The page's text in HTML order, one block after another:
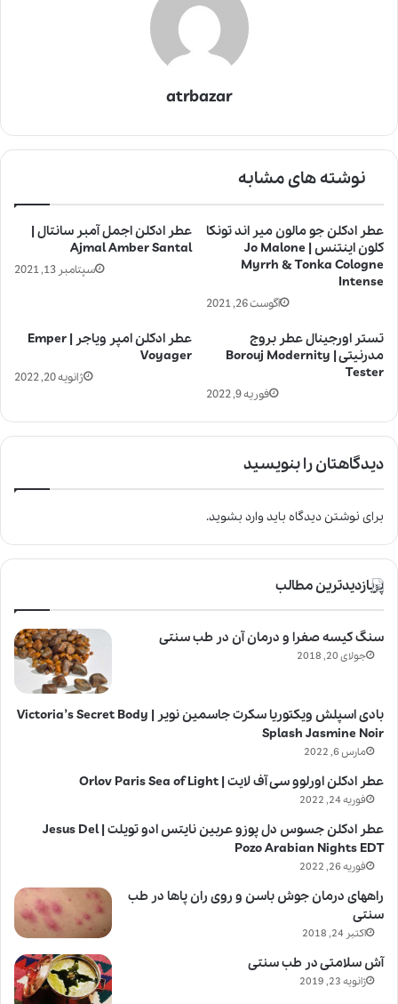
atrbazar
نوشته های مشابه
عطر ادکلن اجمل آمبر سانتال |
Ajmal Amber Santal
سپتامبر 13, 2021
عطر ادکلن جو مالون میر اند تونکا
کلون اینتنس | Jo Malone
Myrrh & Tonka Cologne
Intense
آگوست 26, 2021
عطر ادکلن امپر ویاجر | Emper
Voyager
ژانویه 20, 2022
تستر اورجینال عطر بروج
مدرنیتی | Borouj Modernity
Tester
فوریه 9, 2022
دیدگاهتان را بنویسید
برای نوشتن دیدگاه بایدوارد بشوید.
پربازدیدترین مطالب
سنگ کیسه صفرا و درمان آن در طب سنتی
جولای 20, 2018
بادی اسپلش ویکتوریا سکرت جاسمین نویر | Victoria’s Secret Body
Splash Jasmine Noir
مارس 6, 2022
عطر ادکلن اورلوو سی آف لایت | Orlov Paris Sea of Light
فوریه 24, 2022
عطر ادکلن جسوس دل پوزو عربین نایتس ادو تویلت | Jesus Del
Pozo Arabian Nights EDT
فوریه 26, 2022
راههای درمان جوش باسن و روی ران پاها در طب
سنتی
اکتبر 24, 2018
آش سلامتی در طب سنتی
ژانویه 23, 2019